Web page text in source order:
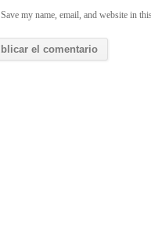
Save my name, email, and website in